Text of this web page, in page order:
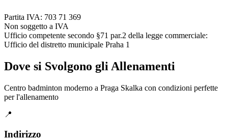
Partita IVA: 703 71 369
Non soggetto a IVA
Ufficio competente secondo §71 par.2 della legge commerciale:
Ufficio del distretto municipale Praha 1
Dove si Svolgono gli Allenamenti
Centro badminton moderno a Praga Skalka con condizioni perfette
per l'allenamento
📍
Indirizzo